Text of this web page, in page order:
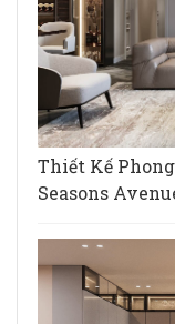
Thiết Kế
Seasons